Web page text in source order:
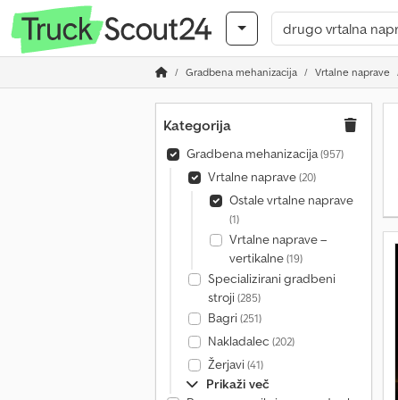
Gradbena mehanizacija Vrtalne naprave
Kategorija
Gradbena mehanizacija(957)
Vrtalne naprave(20)
Ostale vrtalne naprave
(1)
Vrtalne naprave –
vertikalne(19)
Specializirani gradbeni
stroji(285)
Bagri(251)
Nakladalec (202)
Žerjavi(41)
Prikaži več